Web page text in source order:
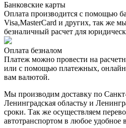
Банковские карты
Оплата производится с помощью
Visa,MasterCard и других, так же
безналичный расчет для
Оплата безналом
Платеж можно провести на
или с помощью платежных,
вам валютой.
Мы производим доставку по
Ленинградская областьу и
сроки. Так же осуществляем
автотранспортом в любое удобное